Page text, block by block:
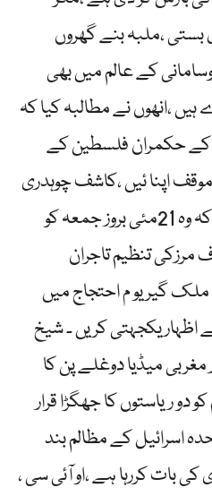
،ملبہ بنے گھروں
کے عالم میں بھی
،انھوں نے مطالبہ کیا کہ
کے حکمران فلسطین کے
اپنا ئیں ،کاشف چوہدری
نے تاجر برادری سے اپیل کی کہ وہ 21مئی بروز جمعہ کو
تنظیم تاجران
گیر یو م احتجاج میں
یکجہتی کر یں ۔ شیخ
میڈیا دوغلے پن کا
دو ریاستوں کا جھگڑا قرار
اسرائیل کے مظالم بند
بات کررہا ہے ،او آئی سی ،